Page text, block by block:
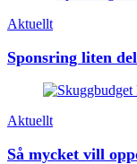
Aktuellt
Sponsring liten
Aktuellt
Så mycket vill